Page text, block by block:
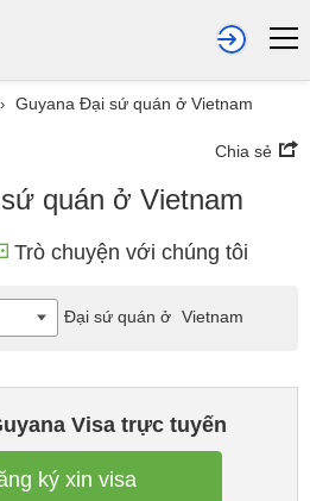
› Guyana Đại sứ quán ở Vietnam
Chia sẻ
quán ở Vietnam
Trò chuyện với chúng tôi
Visa trực tuyến
ký xin visa
Đại sứ quán ở Vietnam